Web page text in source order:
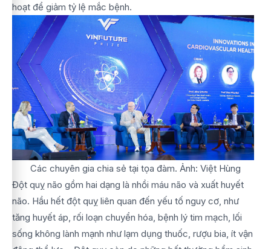
hoạt để giảm tỷ lệ mắc bệnh.
Các chuyên gia chia sẻ tại tọa đàm. Ảnh: Việt Hùng
Đột quỵ não gồm hai dạng là nhồi máu não và xuất huyết
não. Hầu hết đột quỵ liên quan đến yếu tố nguy cơ, như
tăng huyết áp, rối loạn chuyển hóa, bệnh lý tim mạch, lối
sống không lành mạnh như lạm dụng thuốc, rượu bia, ít vận